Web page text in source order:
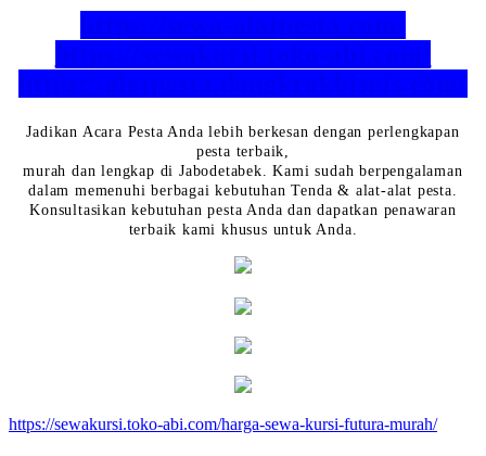
Jadikan Acara Pesta Anda lebih berkesan dengan perlengkapan
pesta terbaik,
murah dan lengkap di Jabodetabek. Kami sudah berpengalaman
dalam memenuhi berbagai kebutuhan Tenda & alat-alat pesta.
Konsultasikan kebutuhan pesta Anda dan dapatkan penawaran
terbaik kami khusus untuk Anda.
https://sewakursi.toko-abi.com/harga-sewa-kursi-futura-murah/